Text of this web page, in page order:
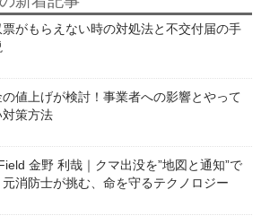
がもらえない時の対処法と不交付届の手
値上げが検討！事業者への影響とやって
策方法
金野 利哉｜クマ出没を”地図と通知”で
消防士が挑む、命を守るテクノロジー